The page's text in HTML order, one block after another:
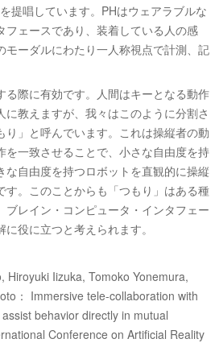
提唱しています。PHはウェアラブルな
フェースであり、装着している人の感
モーダルにわたり一人称視点で計測、記
る際に有効です。人間はキーとなる動作
教えますが、我々はこのように分割さ
り」と呼んでいます。これは操縦者の動
を一致させることで、小さな自由度を持
な自由度を持つロボットを直観的に操縦
す。このことからも「つもり」はある種
ブレイン・コンピュータ・インタフェー
役に立つと考えられます。
Hiroyuki Iizuka, Tomoko Yonemura,
： Immersive tele-collaboration with
behavior directly in mutual
Conference on Artificial Reality